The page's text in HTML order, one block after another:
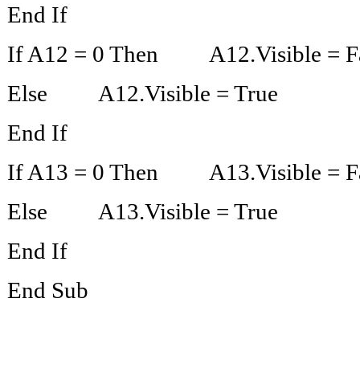
End If
If A12 = 0 Then A12.Visible
Else A12.Visible = True
End If
If A13 = 0 Then A13.Visible
Else A13.Visible = True
End If
End Sub